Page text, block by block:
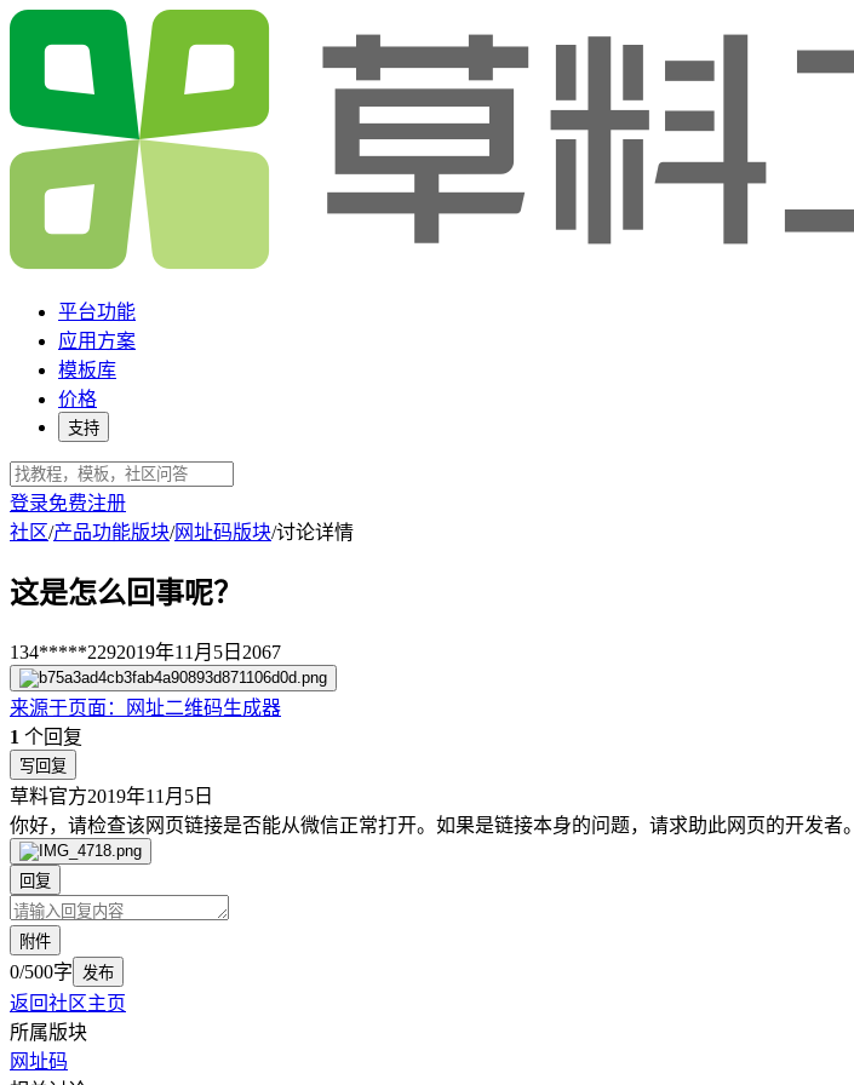
平台功能
应用方案
模板库
价格
支持
登录免费注册
社区/产品功能版块/网址码版块/讨论详情
这是怎么回事呢？
134*****2292019年11月5日 2067
来源于页面 ：
网址二维码生成器
1 个回复
写回复
草料官方2019年11月5日
你好，请检查该网页链接是否能从微信正常打开。如果是链接本身的问题，请求助此网页的开发者。
回复
附件
0/500字 发布
返回社区主页
所属版块
网址码